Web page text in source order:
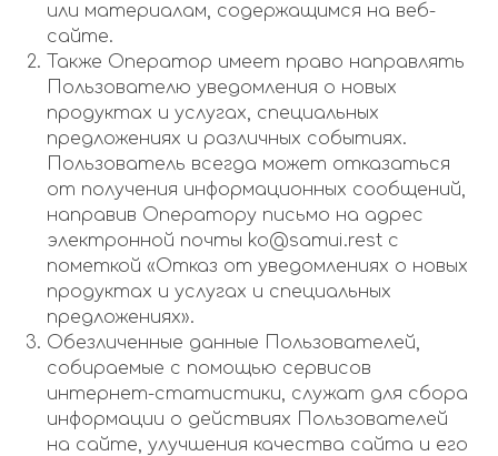
или материалам, содержащимся на веб-
сайте.
Также Оператор имеет право направлять
Пользователю уведомления о новых
продуктах и услугах, специальных
предложениях и различных событиях.
Пользователь всегда может отказаться
от получения информационных сообщений,
направив Оператору письмо на адрес
электронной почты ko@samui.rest с
пометкой «Отказ от уведомлениях о новых
продуктах и услугах и специальных
предложениях».
Обезличенные данные Пользователей,
собираемые с помощью сервисов
интернет-статистики, служат для сбора
информации о действиях Пользователей
на сайте, улучшения качества сайта и его